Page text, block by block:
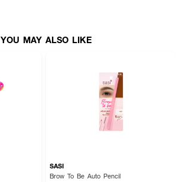
YOU MAY ALSO LIKE
SASI
Brow To Be Auto Pencil